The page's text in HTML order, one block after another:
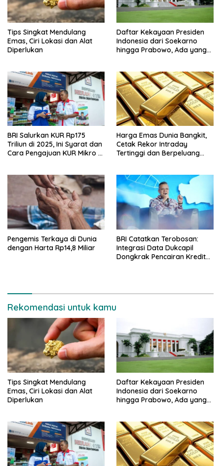
Tips Singkat Mendulang
Emas, Ciri Lokasi dan Alat
Diperlukan
Daftar Kekayaan Presiden
Indonesia dari Soekarno
hingga Prabowo, Ada yang
BRI Salurkan KUR Rp175
Triliun di 2025, Ini Syarat dan
Cara Pengajuan KUR Mikro &
Harga Emas Dunia Bangkit,
Cetak Rekor Intraday
Tertinggi dan Berpeluang
Pengemis Terkaya di Dunia
dengan Harta Rp14,8 Miliar
BRI Catatkan Terobosan:
Integrasi Data Dukcapil
Dongkrak Pencairan Kredit
Rekomendasi untuk kamu
Tips Singkat Mendulang
Emas, Ciri Lokasi dan Alat
Diperlukan
Daftar Kekayaan Presiden
Indonesia dari Soekarno
hingga Prabowo, Ada yang